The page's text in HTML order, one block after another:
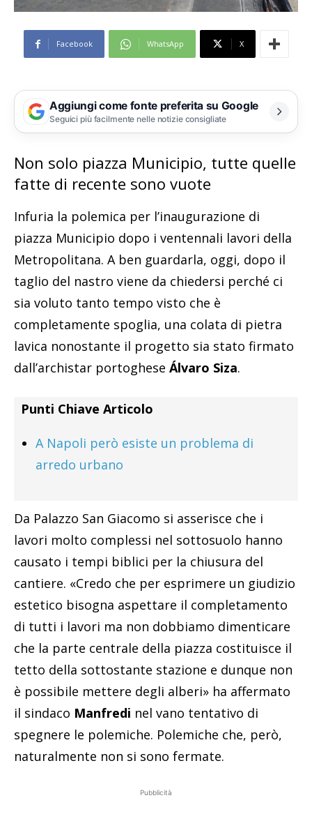
Facebook WhatsApp X
Aggiungi come fonte preferita su Google
Seguici più facilmente nelle notizie consigliate
Non solo piazza Municipio, tutte quelle
fatte di recente sono vuote
Infuria la polemica per l’inaugurazione di
piazza Municipio dopo i ventennali lavori della
Metropolitana. A ben guardarla, oggi, dopo il
taglio del nastro viene da chiedersi perché ci
sia voluto tanto tempo visto che è
completamente spoglia, una colata di pietra
lavica nonostante il progetto sia stato firmato
dall’archistar portoghese Álvaro Siza.
Punti Chiave Articolo
A Napoli però esiste un problema di
arredo urbano
Da Palazzo San Giacomo si asserisce che i
lavori molto complessi nel sottosuolo hanno
causato i tempi biblici per la chiusura del
cantiere. «Credo che per esprimere un giudizio
estetico bisogna aspettare il completamento
di tutti i lavori ma non dobbiamo dimenticare
che la parte centrale della piazza costituisce il
tetto della sottostante stazione e dunque non
è possibile mettere degli alberi» ha affermato
il sindaco Manfredi nel vano tentativo di
spegnere le polemiche. Polemiche che, però,
naturalmente non si sono fermate.
Pubblicità